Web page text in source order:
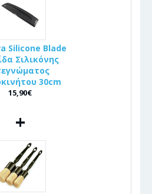
Silicone Blade
Σιλικόνης
30cm
15,90€
+